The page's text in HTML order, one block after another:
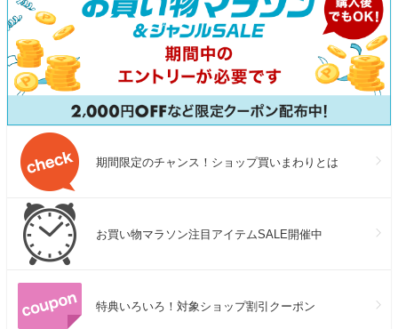
期間限定のチャンス！ショップ買いまわりとは
お買い物マラソン注目アイテムSALE開催中
特典いろいろ！対象ショップ割引クーポン